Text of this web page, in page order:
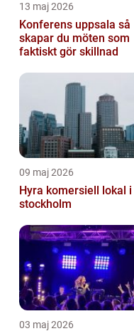
13 maj 2026
Konferens uppsala så
skapar du möten som
faktiskt gör skillnad
09 maj 2026
Hyra komersiell lokal i
stockholm
03 maj 2026